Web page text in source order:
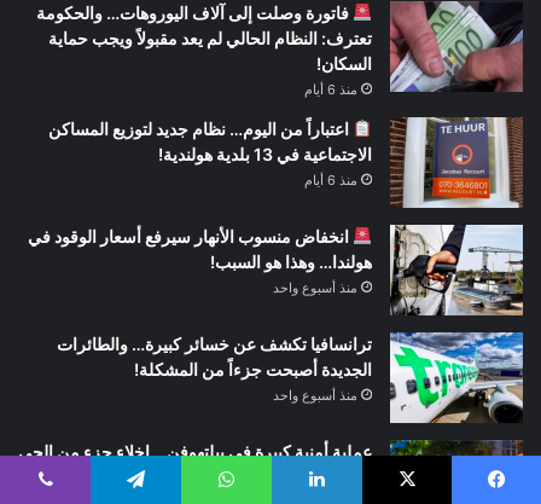
فاتورة وصلت إلى آلاف اليوروهات… والحكومة
تعترف: النظام الحالي لم يعد مقبولاً ويجب حماية
السكان!
منذ 6 أيام
اعتباراً من اليوم… نظام جديد لتوزيع المساكن
الاجتماعية في 13 بلدية هولندية!
منذ 6 أيام
انخفاض منسوب الأنهار سيرفع أسعار الوقود في
هولندا… وهذا هو السبب!
منذ أسبوع واحد
ترانسافيا تكشف عن خسائر كبيرة… والطائرات
الجديدة أصبحت جزءاً من المشكلة!
منذ أسبوع واحد
عملية أمنية كبيرة في بيلتهوفن… إخلاء جزء من الحي
احترازياً والشرطة تطوق المنطقة